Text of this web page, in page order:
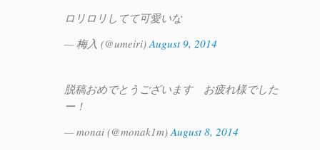
ロリロリしてて可愛いな
— 梅入 (@umeiri) August 9, 2014
脱稿おめでとうございます お疲れ様でした
ー！
— monai (@monak1m) August 8, 2014